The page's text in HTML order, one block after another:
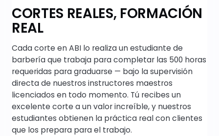
CORTES REALES, FORMACIÓN
REAL
Cada corte en ABI lo realiza un estudiante de
barbería que trabaja para completar las 500 horas
requeridas para graduarse — bajo la supervisión
directa de nuestros instructores maestros
licenciados en todo momento. Tú recibes un
excelente corte a un valor increíble, y nuestros
estudiantes obtienen la práctica real con clientes
que los prepara para el trabajo.